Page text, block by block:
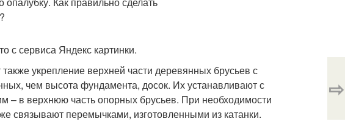
с сервиса Яндекс картинки.
укрепление верхней части деревянных брусьев с
чем высота фундамента, досок. Их устанавливают с
– в верхнюю часть опорных брусьев. При необходимости
связывают перемычками, изготовленными из катанки.
⇨